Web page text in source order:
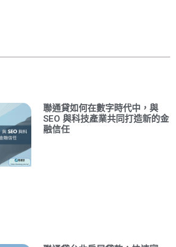
聯通貸如何在數字時代中，與
SEO 與科技產業共同打造新的金
融信任